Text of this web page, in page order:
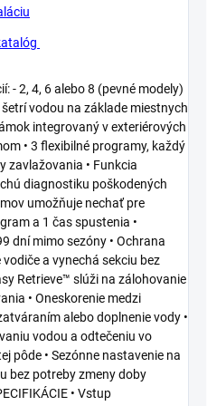
- 2, 4, 6 alebo 8 (pevné modely)
vodou na základe miestnych
integrovaný v exteriérových
• 3 flexibilné programy, každý
zavlažovania • Funkcia
diagnostiku poškodených
umožňuje nechať pre
a 1 čas spustenia •
dní mimo sezóny • Ochrana
a vynechá sekciu bez
Retrieve™ slúži na zálohovanie
• Oneskorenie medzi
alebo doplnenie vody •
vodou a odtečeniu vo
pôde • Sezónne nastavenie na
bez potreby zmeny doby
• Vstup